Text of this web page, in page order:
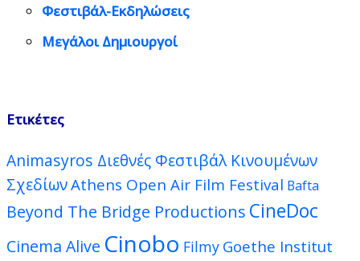
Φεστιβάλ-Εκδηλώσεις
Μεγάλοι Δημιουργοί
Ετικέτες
Animasyros Διεθνές Φεστιβάλ Κινουμένων
ΣχεδίωνAthens Open Air Film Festival Bafta
Beyond The Bridge Productions CineDoc
Cinema Alive Cinobo Filmy Goethe Institut